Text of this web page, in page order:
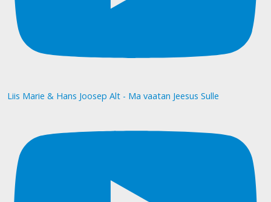
Liis Marie & Hans Joosep Alt - Ma vaatan Jeesus Sulle